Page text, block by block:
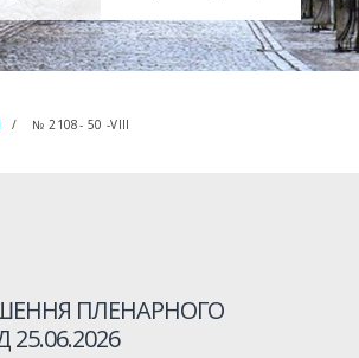
№ 2108- 50 -VIIІ
ПЛЕНАРНОГО
25.06.2026